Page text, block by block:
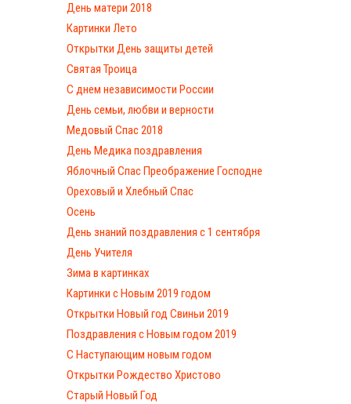
День матери 2018
Картинки Лето
Открытки День защиты детей
Святая Троица
С днем независимости России
День семьи, любви и верности
Медовый Спас 2018
День Медика поздравления
Яблочный Спас Преображение Господне
Ореховый и Хлебный Спас
Осень
День знаний поздравления с 1 сентября
День Учителя
Зима в картинках
Картинки с Новым 2019 годом
Открытки Новый год Свиньи 2019
Поздравления с Новым годом 2019
С Наступающим новым годом
Открытки Рождество Христово
Старый Новый Год